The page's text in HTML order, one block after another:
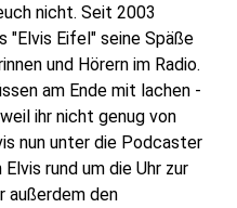
nicht. Seit 2003
"Elvis Eifel" seine Späße
und Hörern im Radio.
am Ende mit lachen -
ihr nicht genug von
nun unter die Podcaster
rund um die Uhr zur
außerdem den